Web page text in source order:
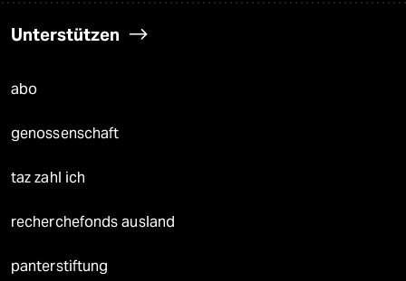
Unterstützen
abo
genossenschaft
taz zahl ich
recherchefonds ausland
panterstiftung